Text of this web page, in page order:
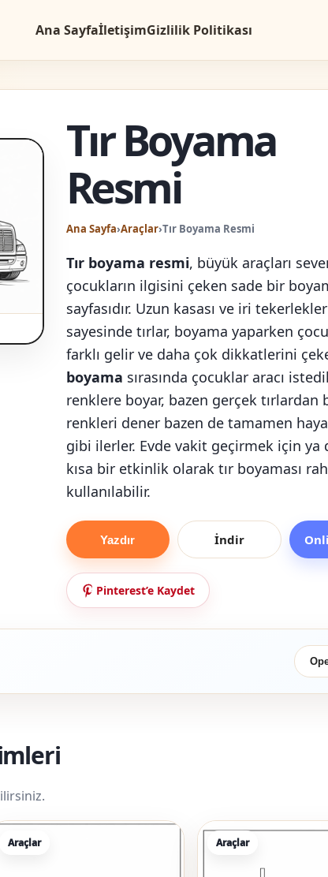
Ana SayfaİletişimGizlilik Politikası
Tır Boyama
Resmi
Ana Sayfa›Araçlar›Tır Boyama Resmi
Tır boyama resmi, büyük araçları
çocukların ilgisini çeken sade bir
sayfasıdır. Uzun kasası ve iri
sayesinde tırlar, boyama yaparken
farklı gelir ve daha çok dikkatlerini
boyama sırasında çocuklar aracı
renklere boyar, bazen gerçek tırlardan
renkleri dener bazen de tamamen
gibi ilerler. Evde vakit geçirmek için ya
kısa bir etkinlik olarak tır boyaması
kullanılabilir.
Yazdır İndir
Pinterest’e Kaydet
Araçlar Araçlar